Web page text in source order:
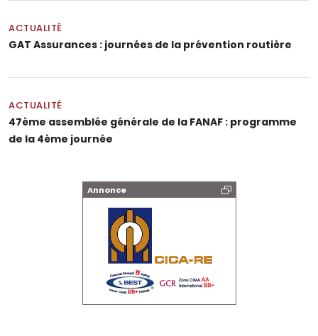
ACTUALITÉ
GAT Assurances : journées de la prévention routière
ACTUALITÉ
47ème assemblée générale de la FANAF : programme
de la 4ème journée
Annonce